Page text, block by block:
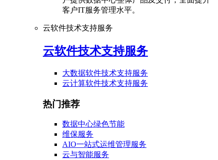
客户IT服务管理水平。
云软件技术支持服务
云软件技术支持服务
大数据软件技术支持服务
云计算软件技术支持服务
热门推荐
数据中心绿色节能
维保服务
AIO一站式运维管理服务
云与智能服务